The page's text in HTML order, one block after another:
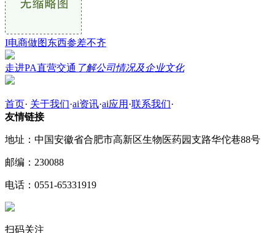
I电商做图东西参差不齐
走进PA直营交通 了解公司情况及企业文化
首页· 关于我们·ai资讯·ai应用 ·联系我们·
友情链接
地址：中国安徽省合肥市高新区生物医药园支路华佗巷88号
邮编：230088
电话：0551-65331919
扫码关注